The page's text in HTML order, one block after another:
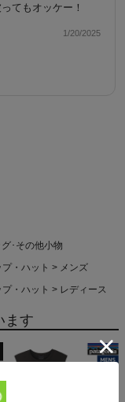
てもオッケー！
1/20/2025
･その他小物
・ハット
メンズ
・ハット レディース
ます